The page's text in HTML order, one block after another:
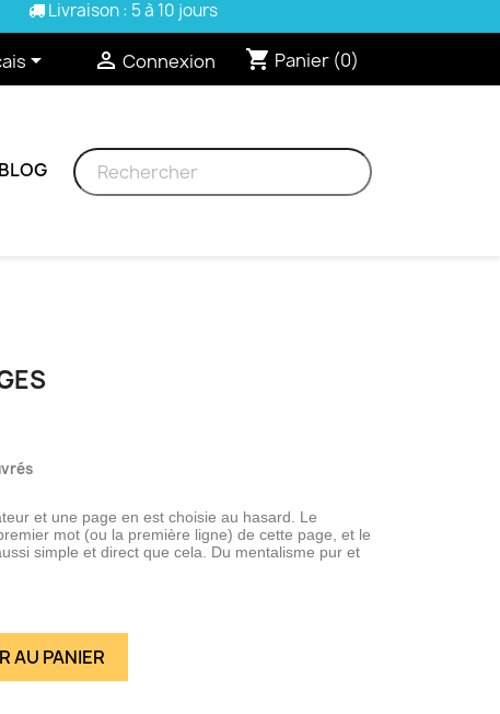
Livraison : 5 à 10 jours
  Connexion shopping_cart Panier (0)
BLOG
et une page en est choisie au hasard. Le
mot (ou la première ligne) de cette page, et le
simple et direct que cela. Du mentalisme pur et
AU PANIER